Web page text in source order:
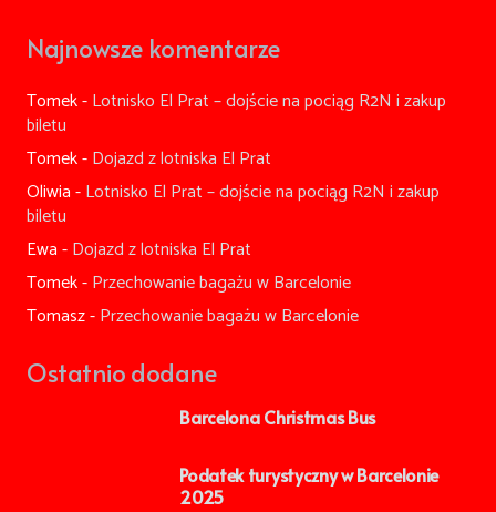
Katalońskiej
Sztuki
Katalonii
Najnowsze komentarze
Tomek-Lotnisko El Prat – dojście na pociąg R2N i zakup
biletu
Tomek-Dojazd z lotniska El Prat
Oliwia-Lotnisko El Prat – dojście na pociąg R2N i zakup
biletu
Ewa-Dojazd z lotniska El Prat
Tomek-Przechowanie bagażu w Barcelonie
Tomasz-Przechowanie bagażu w Barcelonie
Ostatnio dodane
Barcelona Christmas Bus
Podatek turystyczny w Barcelonie
2025